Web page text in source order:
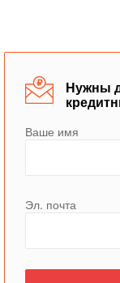
Нужны
Ваше имя
Эл. почта